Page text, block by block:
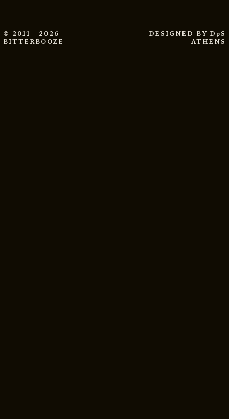
© 2011 - 2026
BITTERBOOZE
DESIGNED BY DpS
ATHENS